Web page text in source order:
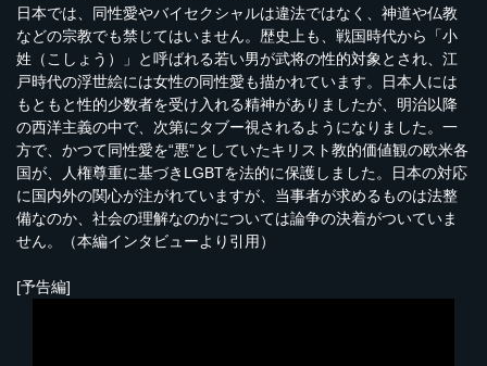
日本では、同性愛やバイセクシャルは違法ではなく、神道や仏教
などの宗教でも禁じてはいません。歴史上も、戦国時代から「小
姓（こしょう）」と呼ばれる若い男が武将の性的対象とされ、江
戸時代の浮世絵には女性の同性愛も描かれています。日本人には
もともと性的少数者を受け入れる精神がありましたが、明治以降
の西洋主義の中で、次第にタブー視されるようになりました。一
方で、かつて同性愛を“悪”としていたキリスト教的価値観の欧米各
国が、人権尊重に基づきLGBTを法的に保護しました。日本の対応
に国内外の関心が注がれていますが、当事者が求めるものは法整
備なのか、社会の理解なのかについては論争の決着がついていま
せん。（本編インタビューより引用）
[予告編]